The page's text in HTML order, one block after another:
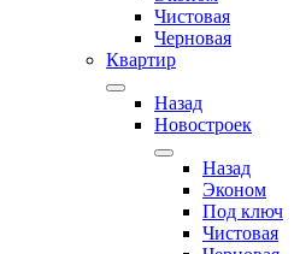
Чистовая
Черновая
Квартир
Назад
Новостроек
Назад
Эконом
Под ключ
Чистовая